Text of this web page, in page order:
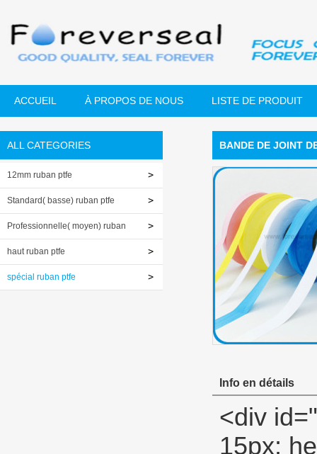
ACCUEIL À PROPOS DE NOUS LISTE DE PRODUIT
ALL CATEGORIES
12mm ruban ptfe
Standard( basse) ruban ptfe
Professionnelle( moyen) ruban
ptfehaut ruban ptfe
spécial ruban ptfe
BANDE DE JOINT
Info en détails
<div id="ali-anchor-description" style="margin-top: 15px; height: 22px;" data-section="description">&nbsp;</div> <div id="ali-title-description" style="margin-top: 15px; margin-bottom: 7px;"><div style="height: 13px; padding: 8px 0; border-bottom: 1px solid #ddd;"> <span style="background-color: #ddd; color: #333; font-weight: bold; padding: 8px 15px; line-height: 13px;"> Description du produit </span> </div></div> <p> <span style="font-size: large;"> <span style="line-height: 27px;"> <strong> Jumbo rouleau fil Seal tape </strong> </span> </span> </p> <p> <span style="line-height: 21px; font-size: 14px;"> Épaisseur: 0.075mm, 0.1mm, 0.2mm </span> <span style="line-height: 21px; font-size: 14px;"> Densité: 0.2g/cm3 -- 1.8g/cm3 </span> </p> <p>&nbsp;</p> <table class="aliDataTable" style="width: 426.1pt; font-family: Verdana, Arial, Helvetica, sans-serif;"><tbody> <tr align="left"> <td style="width: 167.7pt;" rowspan="5" valign="center"><p> <strong> <span style="line-height: 24px; font-family: Arial; font-size: 12pt;"> Spécifications: </span> </strong> </p></td> <td style="width: 258.4pt;" valign="top"><p> <span style="line-height: 24px; font-family: Arial; font-size: 12pt;"> Largeur: </span> <span style="line-height: 24px; font-family: Arial; font-size: 12pt;"> 12MM 19mm 25mm </span> </p></td> </tr> <tr align="left"><td style="width: 258.4pt;" valign="top"><p> <span style="line-height: 24px; font-family: Arial; font-size: 12pt;"> Épaisseur: </span> <span style="line-height: 24px; font-family: Arial; font-size: 12pt;"> 0.075mm 0.1mm